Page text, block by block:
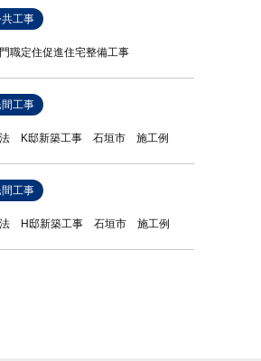
工事
職定住促進住宅整備工事
間工事
法 K邸新築工事 石垣市 施工例
間工事
法 H邸新築工事 石垣市 施工例